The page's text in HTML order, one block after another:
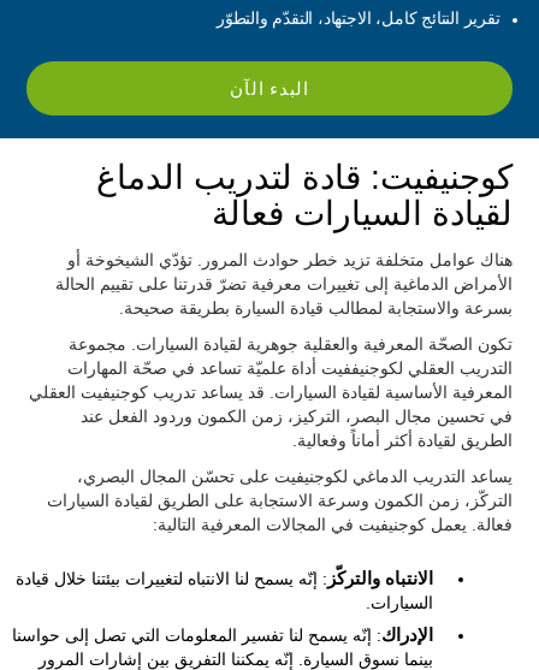
تقرير النتائج كامل، الاجتهاد، التقدّم والتطوّر
البدء الآن
كوجنيفيت: قادة لتدريب الدماغ
لقيادة السيارات فعالة
هناك عوامل متخلفة تزيد خطر حوادث المرور. تؤدّي الشيخوخة أو
الأمراض الدماغية إلى تغييرات معرفية تضرّ قدرتنا على تقييم الحالة
بسرعة والاستجابة لمطالب قيادة السيارة بطريقة صحيحة.
تكون الصحّة المعرفية والعقلية جوهرية لقيادة السيارات. مجموعة
التدريب العقلي لكوجنيففيت أداة علميّة تساعد في صحّة المهارات
المعرفية الأساسية لقيادة السيارات. قد يساعد تدريب كوجنيفيت العقلي
في تحسين مجال البصر، التركيز، زمن الكمون وردود الفعل عند
الطريق لقيادة أكثر أماناً وفعالية.
يساعد التدريب الدماغي لكوجنيفيت على تحسّن المجال البصري،
التركّز، زمن الكمون وسرعة الاستجابة على الطريق لقيادة السيارات
فعالة. يعمل كوجنيفيت في المجالات المعرفية التالية:
الانتباه والتركّز : إنّه يسمح لنا الانتباه لتغييرات بيئتنا خلال قيادة
السيارات.
الإدراك: إنّه يسمح لنا تفسير المعلومات التي تصل إلى حواسنا
بينما نسوق السيارة. إنّه يمكننا التفريق بين إشارات المرور